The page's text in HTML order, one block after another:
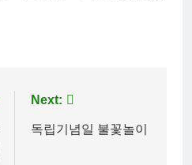
Next:
독립기념일 불꽃놀이